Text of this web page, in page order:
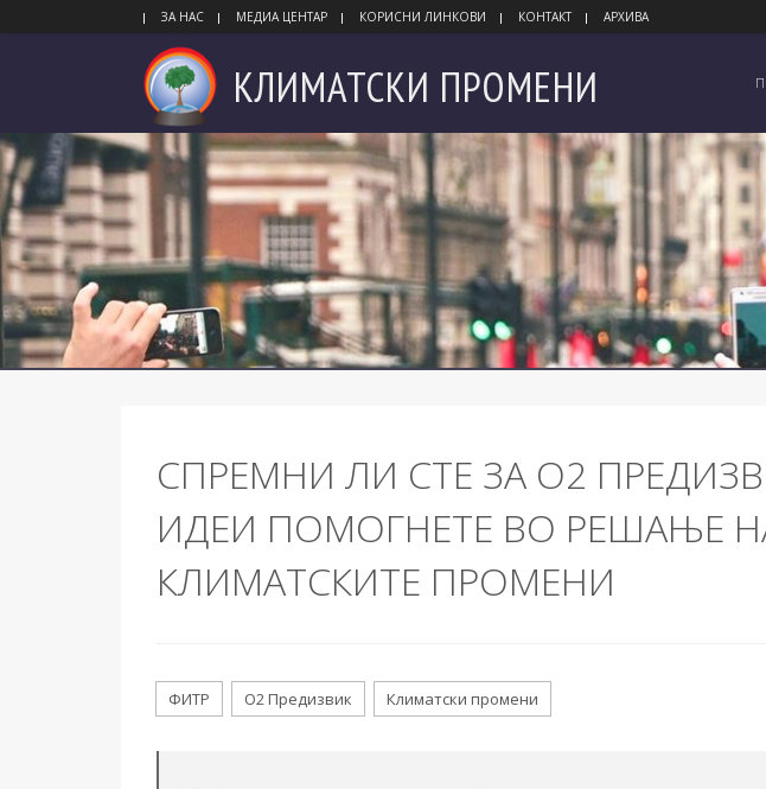
ЗА НАС МЕДИА ЦЕНТАР КОРИСНИ ЛИНКОВИ КОНТАКТ АРХИВА
КЛИМАТСКИ ПРОМЕНИ
СПРЕМНИ ЛИ СТЕ ЗА О2
ИДЕИ ПОМОГНЕТЕ ВО РЕШАЊЕ
КЛИМАТСКИТЕ ПРОМЕНИ
ФИТР О2 Предизвик Климатски промени